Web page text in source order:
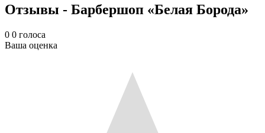
Отзывы - Барбершоп «Белая Борода»
0 0 голоса
Ваша оценка